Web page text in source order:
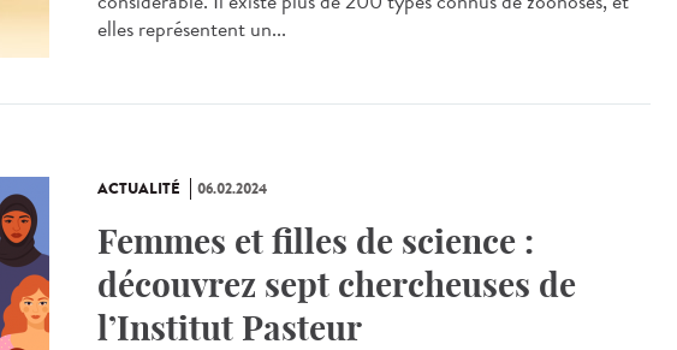
elles représentent un...
ACTUALITÉ 06.02.2024
Femmes et filles de science :
découvrez sept chercheuses de
l’Institut Pasteur